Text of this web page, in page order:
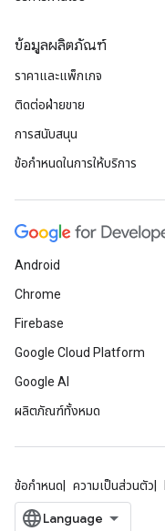
ข้อมูลผลิตภัณฑ์
ราคาและแพ็กเกจ
ติดต่อฝ่ายขาย
การสนับสนุน
ข้อกำหนดในการให้บริการ
Android
Chrome
Firebase
Google Cloud Platform
Google AI
ผลิตภัณฑ์ทั้งหมด
ข้อกำหนด ความเป็นส่วนตัว